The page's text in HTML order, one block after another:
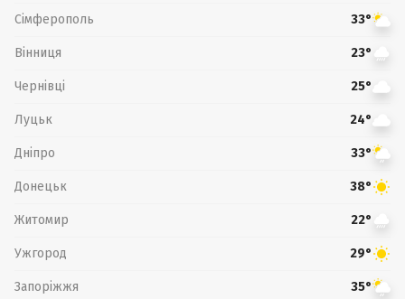
Сімферополь 33°
Вінниця 23°
Чернівці 25°
Луцьк 24°
Дніпро 33°
Донецьк 38°
Житомир 22°
Ужгород 29°
Запоріжжя 35°